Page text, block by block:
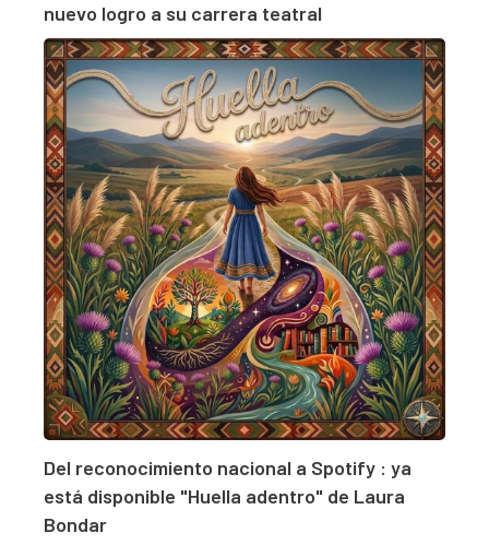
nuevo logro a su carrera teatral
Del reconocimiento nacional a Spotify : ya
está disponible "Huella adentro" de Laura
Bondar